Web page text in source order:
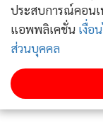
ประสบการณ์คอน
แอพพลิเคชั่น เงื่อ
ส่วนบุคคล